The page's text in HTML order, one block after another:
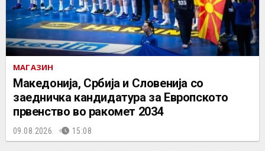
МАГАЗИН
Македонија, Србија и Словенија со
заедничка кандидатура за Европското
првенство во ракомет 2034
09.08.2026. 15:08